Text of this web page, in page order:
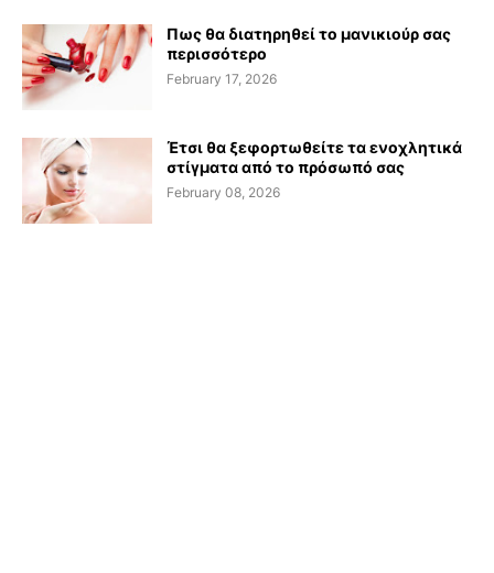
Πως θα διατηρηθεί το μανικιούρ σας
περισσότερο
February 17, 2026
Έτσι θα ξεφορτωθείτε τα ενοχλητικά
στίγματα από το πρόσωπό σας
February 08, 2026